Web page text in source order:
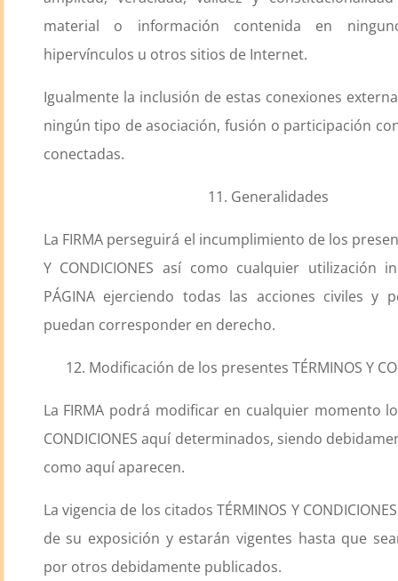
material o información contenida en
hipervínculos u otros sitios de Internet.
Igualmente la inclusión de estas conexiones
ningún tipo de asociación, fusión o participación
conectadas.
11. Generalidades
La FIRMA perseguirá el incumplimiento de los
Y CONDICIONES así como cualquier utilización
PÁGINA ejerciendo todas las acciones civiles y
puedan corresponder en derecho.
12. Modificación de los presentes TÉRMINOS Y
La FIRMA podrá modificar en cualquier momento
CONDICIONES aquí determinados, siendo
como aquí aparecen.
La vigencia de los citados TÉRMINOS Y
de su exposición y estarán vigentes hasta que
por otros debidamente publicados.